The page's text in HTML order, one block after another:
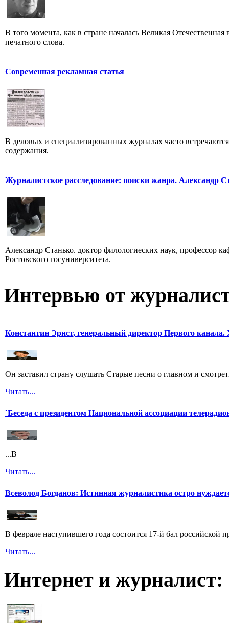
В того момента, как в стране началась Великая
печатного слова.
Современная рекламная статья
В деловых и специализированных журналах часто
содержания.
Журналистское расследование: поиски жанра. Александр
Александр Станько. доктор филологиеских наук, профессор
Ростовского госуниверситета.
Интервью от
Константин Эрнст, генеральный директор Первого канала.
Он заставил страну слушать Старые песни о главном и
Читать...
`Беседа с президентом Национальной ассоциации
...В
Читать...
Всеволод Богданов: Истинная журналистика остро
В феврале наступившего года состоится 17-й бал российской
Читать...
Интернет и журналист: